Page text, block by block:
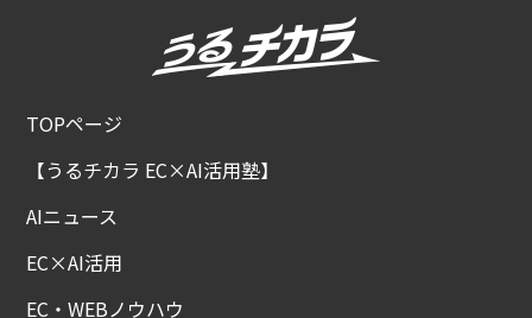
TOPページ
【うるチカラ EC×AI活用塾】
AIニュース
EC×AI活用
EC・WEBノウハウ